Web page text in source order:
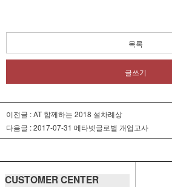
목록
글쓰기
이전글 :AT 함께하는 2018 설차례상
다음글 :2017-07-31 메타넷글로벌 개업고사
CUSTOMER CENTER